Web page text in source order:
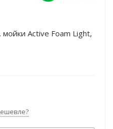
Active Foam Light,